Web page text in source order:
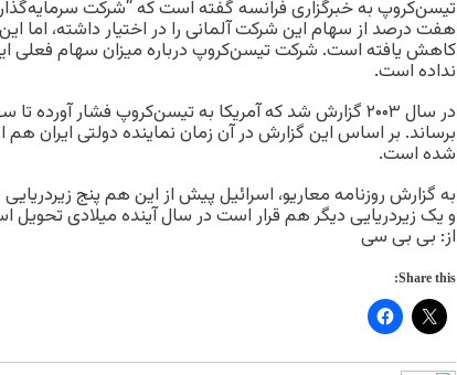
هفت درصد از سهام این شرکت آلمانی را در اختیار داشته، اما
کاهش یافته است. شرکت تیسن‌کروپ درباره میزان سهام فعلی
نداده است.
در سال ۲۰۰۳ گزارش‌ شد که آمریکا به تیسن‌کروپ فشار آورده
برساند. بر اساس این گزارش در آن زمان نماینده دولتی ایران
شده است.
به گزارش روزنامه معاریو، اسرائیل پیش از این هم پنج
و یک زیردریایی دیگر هم قرار است در سال آینده میلادی تحویل
از: بی بی سی
Share this: